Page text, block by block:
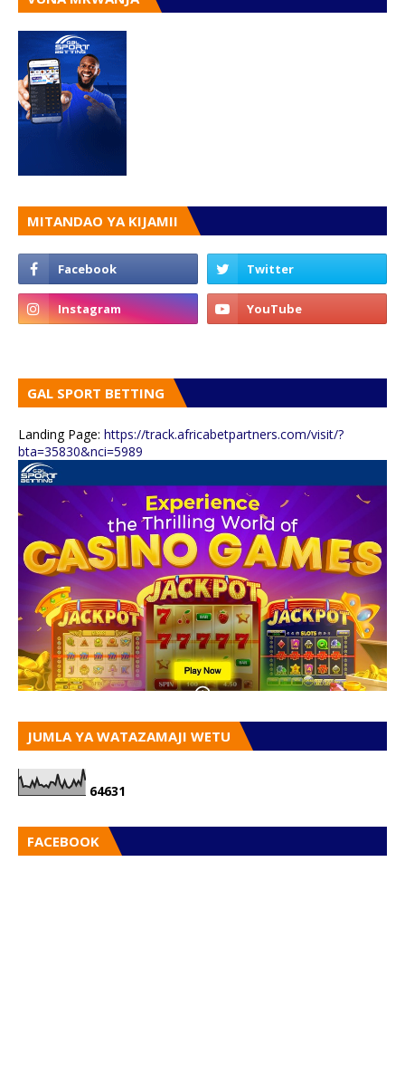
MITANDAO YA KIJAMII
GAL SPORT BETTING
Landing Page: https://track.africabetpartners.com/visit/?
bta=35830&nci=5989
JUMLA YA WATAZAMAJI WETU
64631
FACEBOOK